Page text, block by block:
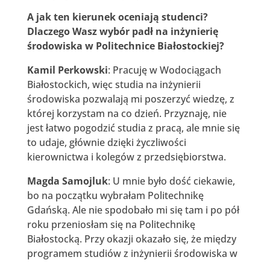
A jak ten kierunek oceniają studenci?
Dlaczego Wasz wybór padł na inżynierię
środowiska w Politechnice Białostockiej?
Kamil Perkowski: Pracuję w Wodociągach
Białostockich, więc studia na inżynierii
środowiska pozwalają mi poszerzyć wiedzę, z
której korzystam na co dzień. Przyznaję, nie
jest łatwo pogodzić studia z pracą, ale mnie się
to udaje, głównie dzięki życzliwości
kierownictwa i kolegów z przedsiębiorstwa.
Magda Samojluk: U mnie było dość ciekawie,
bo na początku wybrałam Politechnikę
Gdańską. Ale nie spodobało mi się tam i po pół
roku przeniosłam się na Politechnikę
Białostocką. Przy okazji okazało się, że między
programem studiów z inżynierii środowiska w